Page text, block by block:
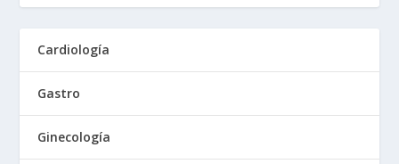
Cardiología
Gastro
Ginecología